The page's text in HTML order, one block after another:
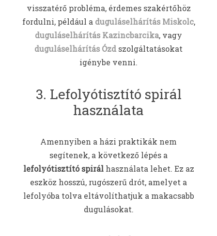
visszatérő probléma, érdemes szakértőhöz
fordulni, például a duguláselhárítás Miskolc,
duguláselhárítás Kazincbarcika, vagy
duguláselhárítás Ózd szolgáltatásokat
igénybe venni.
3. Lefolyótisztító spirál
használata
Amennyiben a házi praktikák nem
segítenek, a következő lépés a
lefolyótisztító spirálhasználata lehet. Ez az
eszköz hosszú, rugószerű drót, amelyet a
lefolyóba tolva eltávolíthatjuk a makacsabb
dugulásokat.